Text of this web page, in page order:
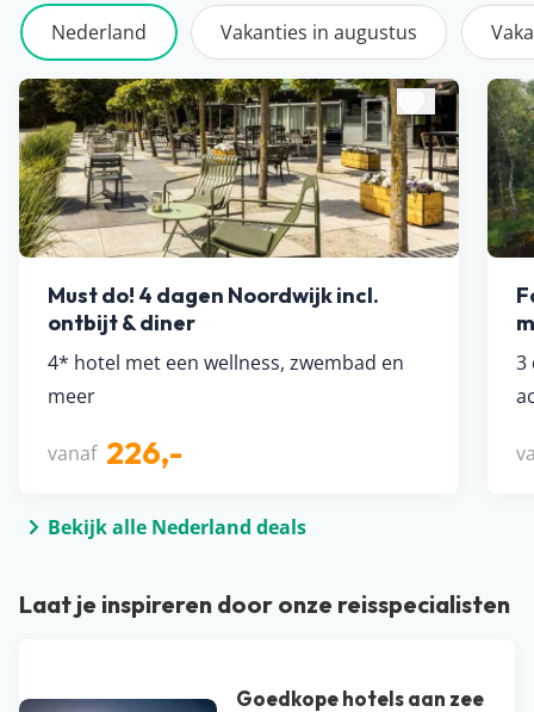
Nederland Vakanties in augustus
Must do! 4 dagen Noordwijk incl.
ontbijt & diner
4* hotel met een wellness, zwembad en
meer
vanaf 226,-
3
Bekijk alle Nederland deals
Laat je inspireren door onze reisspecialisten
Goedkope hotels aan zee